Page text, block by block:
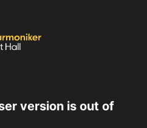
version is out of